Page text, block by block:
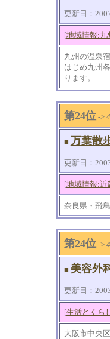
更新日：
[地域情報:九
九州の温泉
はじめ九州
ります。
第24位->
■ 万葉散
更新日：
[地域情報:近
奈良県・飛
第24位->
■ 美容外
更新日：
[生活とくら
大阪市中央